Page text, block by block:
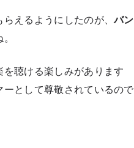
えるようにしたのが、バン
聴ける楽しみがあります
として尊敬されているので